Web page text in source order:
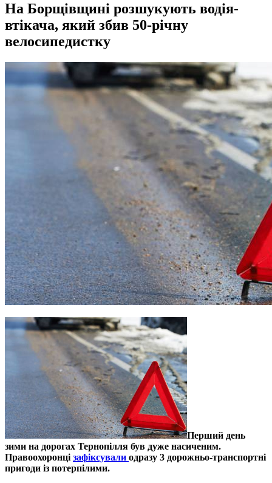
На Борщівщині розшукують водія-
втікача, який збив 50-річну
велосипедистку
Перший день
зими на дорогах Тернопілля був дуже насиченим.
Правоохоронці зафіксували одразу 3 дорожньо-транспортні
пригоди із потерпілими.